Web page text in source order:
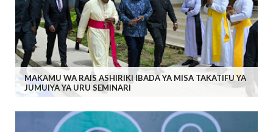
MAKAMU WA RAIS ASHIRIKI IBADA YA MISA TAKATIFU YA
JUMUIYA YA URU SEMINARI